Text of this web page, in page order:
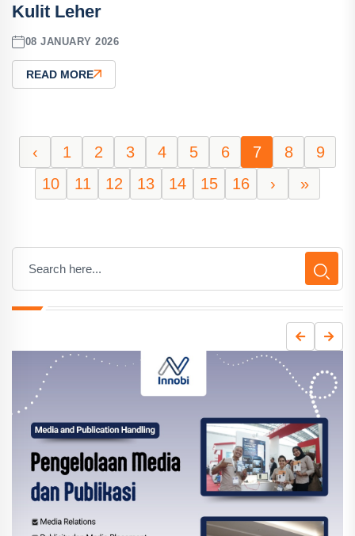
Kulit Leher
08 JANUARY 2026
READ MORE
‹ 1 2 3 4 5 6 7 8
9
10
11 12 13 14 15 16 › »